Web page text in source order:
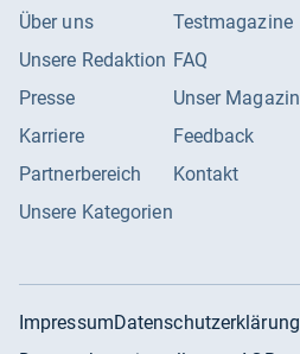
Über uns
Unsere Redaktion
Presse
Karriere
Partnerbereich
Unsere Kategorien
Testmagazine
FAQ
Unser Magazin
Feedback
Kontakt
ImpressumDatenschutzerklärung